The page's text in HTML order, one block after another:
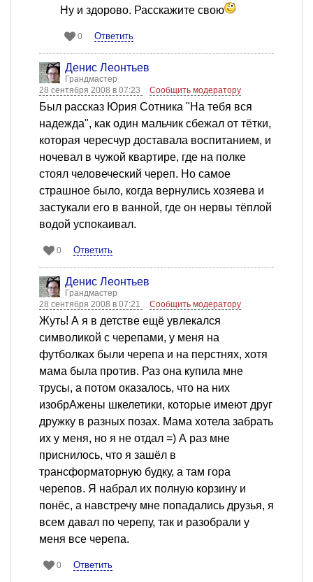
Ну и здорово. Расскажите свою
0 Ответить
Денис Леонтьев
Грандмастер
28 сентября 2008 в 07:23
Сообщить модератору
Был рассказ Юрия Сотника "На тебя вся
надежда", как один мальчик сбежал от тётки,
которая чересчур доставала воспитанием, и
ночевал в чужой квартире, где на полке
стоял человеческий череп. Но самое
страшное было, когда вернулись хозяева и
застукали его в ванной, где он нервы тёплой
водой успокаивал.
0 Ответить
Денис Леонтьев
Грандмастер
28 сентября 2008 в 07:21
Сообщить модератору
Жуть! А я в детстве ещё увлекался
символикой с черепами, у меня на
футболках были черепа и на перстнях, хотя
мама была против. Раз она купила мне
трусы, а потом оказалось, что на них
изобрАжены шкелетики, которые имеют друг
дружку в разных позах. Мама хотела забрать
их у меня, но я не отдал =) А раз мне
приснилось, что я зашёл в
трансформаторную будку, а там гора
черепов. Я набрал их полную корзину и
понёс, а навстречу мне попадались друзья, я
всем давал по черепу, так и разобрали у
меня все черепа.
0 Ответить